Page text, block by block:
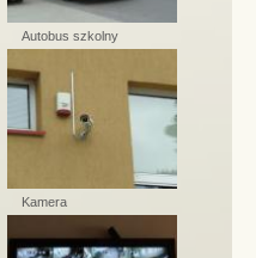
Autobus szkolny
Kamera